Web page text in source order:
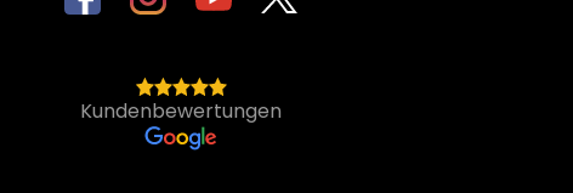
Kundenbewertungen